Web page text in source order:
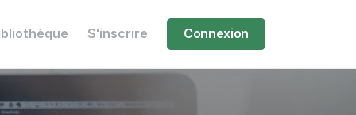
S'inscrire Connexion